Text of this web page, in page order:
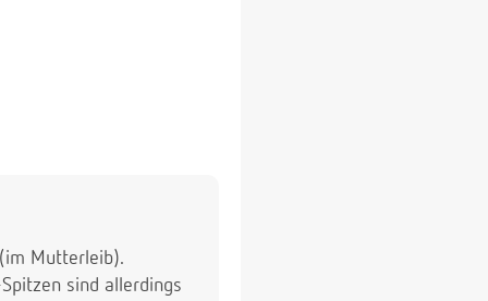
Mutterleib).
sind allerdings